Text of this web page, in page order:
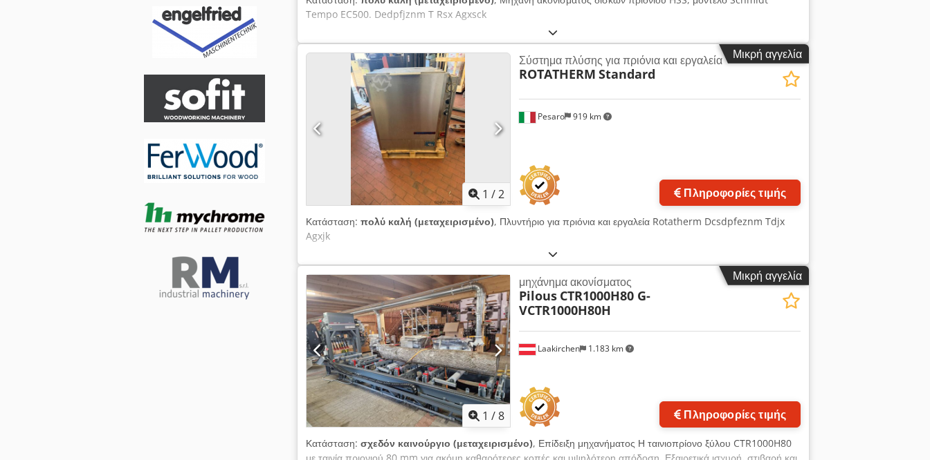
Tempo EC500. Dedpfjznm T Rsx Agxsck
Μικρή αγγελία
1 /2
Pesaro 919 km
Σύστημα πλύσης για πριόνια και εργαλεία
ROTATHERM Standard
Πληροφορίες τιμής
Κατάσταση: πολύ καλή (μεταχειρισμένο), Πλυντήριο για πριόνια και εργαλεία Rotatherm Dcsdpfeznm Tdjx
Agxjk
Μικρή αγγελία
1 /8
Laakirchen 1.183 km
μηχάνημα ακονίσματος
Pilous CTR1000H80 G-
VCTR1000H80H
Πληροφορίες τιμής
Κατάσταση: σχεδόν καινούργιο (μεταχειρισμένο), Επίδειξη μηχανήματος Η ταινιοπρίονο ξύλου CTR1000H80